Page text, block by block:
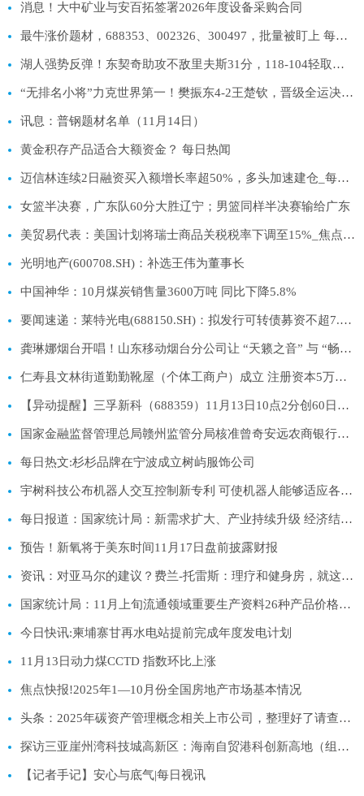
消息！大中矿业与安百拓签署2026年度设备采购合同
最牛涨价题材，688353、002326、300497，批量被盯上 每日快讯
湖人强势反弹！东契奇助攻不敌里夫斯31分，118-104轻取鹈鹕_每日关注
“无排名小将”力克世界第一！樊振东4-2王楚钦，晋级全运决赛-今日报
讯息：普钢题材名单（11月14日）
黄金积存产品适合大额资金？ 每日热闻
迈信林连续2日融资买入额增长率超50%，多头加速建仓_每日快播
女篮半决赛，广东队60分大胜辽宁；男篮同样半决赛输给广东
美贸易代表：美国计划将瑞士商品关税税率下调至15%_焦点讯息
光明地产(600708.SH)：补选王伟为董事长
中国神华：10月煤炭销售量3600万吨 同比下降5.8%
要闻速递：莱特光电(688150.SH)：拟发行可转债募资不超7.66亿元 用于蒲城莱特生产车间数智化升级改造项目等
龚琳娜烟台开唱！山东移动烟台分公司让 “天籁之音” 与 “畅通网络” 双向奔赴-热文
仁寿县文林街道勤勤靴屋（个体工商户）成立 注册资本5万人民币|焦点关注
【异动提醒】三孚新科（688359）11月13日10点2分创60日新高
国家金融监督管理总局赣州监管分局核准曾奇安远农商银行董事_每日热门
每日热文:杉杉品牌在宁波成立树屿服饰公司
宇树科技公布机器人交互控制新专利 可使机器人能够适应各种场景-焦点精选
每日报道：国家统计局：新需求扩大、产业持续升级 经济结构调整成效积极
预告！新氧将于美东时间11月17日盘前披露财报
资讯：对亚马尔的建议？费兰-托雷斯：理疗和健身房，就这么简单
国家统计局：11月上旬流通领域重要生产资料26种产品价格上涨|观焦点
今日快讯:柬埔寨甘再水电站提前完成年度发电计划
11月13日动力煤CCTD 指数环比上涨
焦点快报!2025年1—10月份全国房地产市场基本情况
头条：2025年碳资产管理概念相关上市公司，整理好了请查收！（11月13日）
探访三亚崖州湾科技城高新区：海南自贸港科创新高地（组图）
【记者手记】安心与底气|每日视讯